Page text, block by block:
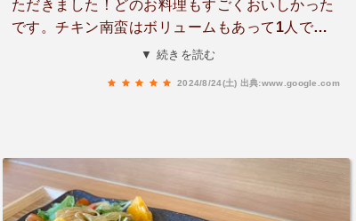
ただきました！どのお料理もすごくおいしかった
です。チキン南蛮はボリュームもあって1人では
食べ切るのが大変なぐらいでした。メインのお料
▼ 続きを読む
2024/8/24(土) 出典:www.google.com